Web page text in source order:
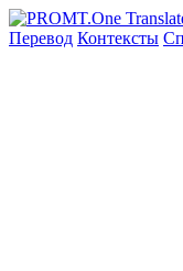
Перевод Контексты